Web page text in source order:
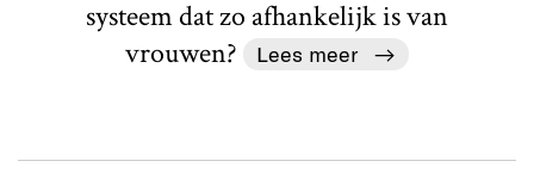
systeem dat zo afhankelijk is van
vrouwen?
Lees meer